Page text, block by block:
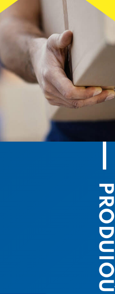
PRODUIOÙ